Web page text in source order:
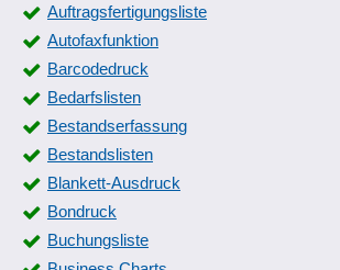
Auftragsfertigungsliste
Autofaxfunktion
Barcodedruck
Bedarfslisten
Bestandserfassung
Bestandslisten
Blankett-Ausdruck
Bondruck
Buchungsliste